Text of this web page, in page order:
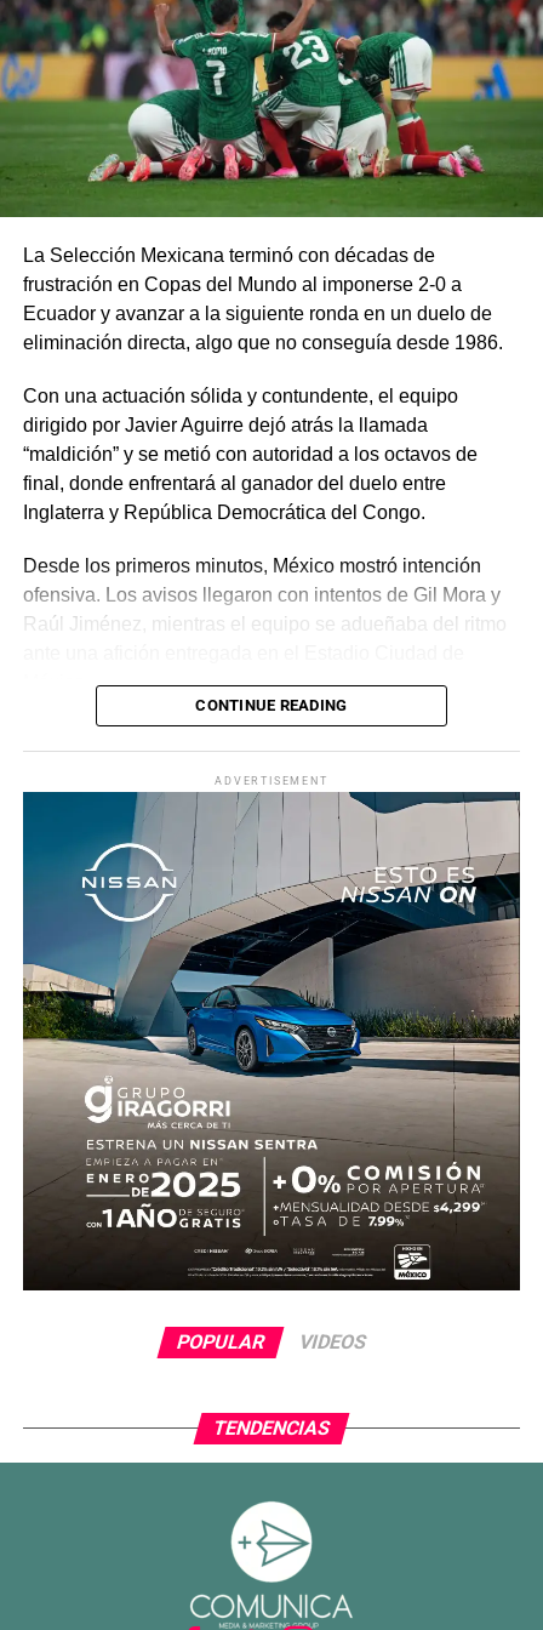
La Selección Mexicana terminó con décadas de
frustración en Copas del Mundo al imponerse 2-0 a
Ecuador y avanzar a la siguiente ronda en un duelo de
eliminación directa, algo que no conseguía desde 1986.
Con una actuación sólida y contundente, el equipo
dirigido por Javier Aguirre dejó atrás la llamada
“maldición” y se metió con autoridad a los octavos de
final, donde enfrentará al ganador del duelo entre
Inglaterra y República Democrática del Congo.
Desde los primeros minutos, México mostró intención
ofensiva. Los avisos llegaron con intentos de Gil Mora y
Raúl Jiménez, mientras el equipo se adueñaba del ritmo
Roberto “Piojo” Alvarado asistió a Julián Quiñones, quien
definió con categoría dentro del área para abrir el
marcador.
El dominio mexicano se mantuvo y no tardó en reflejarse
nuevamente. Al 31’, una recuperación en zona alta
permitió a Quiñones devolverle el balón a Raúl Jiménez,
quien sacó un potente disparo al ángulo para firmar el 2-
0.
Antes del descanso, el arquero Luis Ángel “Tala” Rangel
evitó el descuento con una gran atajada, manteniendo la
ventaja para el conjunto tricolor.
En la segunda mitad, Ecuador adelantó líneas y buscó
reaccionar con cambios ofensivos, pero careció de
claridad frente al arco. México, por su parte, optó por
administrar la ventaja y buscar espacios al contragolpe.
El cierre del partido incluyó la expulsión de Piero
Hincapié en tiempo agregado, tras una revisión del VAR,
Con este resultado, México no solo avanza de ronda, sino
que también deja atrás una larga racha negativa en
partidos decisivos, ilusionando a su afición con un equipo
que combina orden, intensidad y contundencia.
CONTINUE READING
ADVERTISEMENT
POPULAR VIDEOS
TENDENCIAS